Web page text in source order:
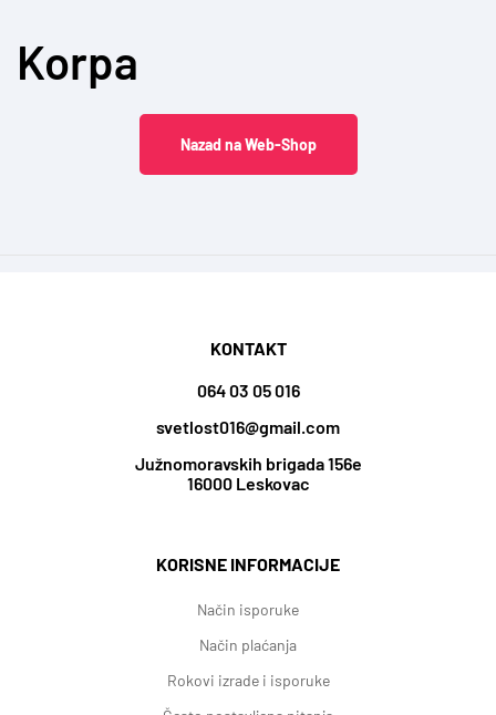
Korpa
Nazad na Web-Shop
KORISNE INFORMACIJE
Način isporuke
Način plaćanja
Rokovi izrade i isporuke
KONTAKT
064 03 05 016
svetlost016@gmail.com
Južnomoravskih brigada 156e
16000 Leskovac